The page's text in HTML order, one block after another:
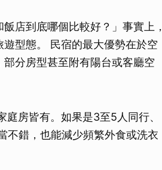
店到底哪個比較好？」事實上，
型態。 民宿的最大優勢在於空
分房型甚至附有陽台或客廳空
房皆有。如果是3至5人同行、
不錯，也能減少頻繁外食或洗衣